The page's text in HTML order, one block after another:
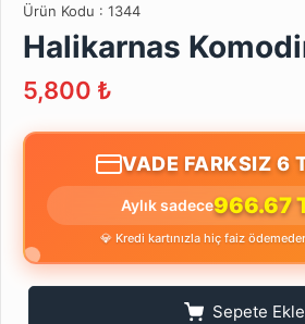
Ürün Kodu : 1344
Halikarnas
5,800 ₺
VADE FARKSIZ 6
Aylık sadece966.67
💎 Kredi kartınızla hiç faiz
Sepete Ekle